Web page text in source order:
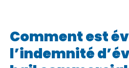
Comment est
l’indemnité